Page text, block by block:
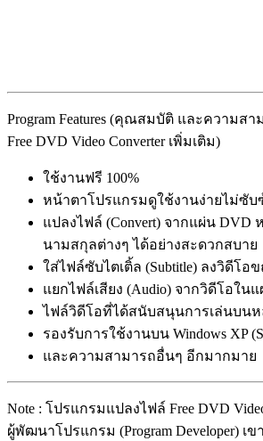
Program Features (คุณสมบัติ และความส
Free DVD Video Converter เพิ่มเติม)
ใช้งานฟรี 100%
หน้าตาโปรแกรมดูใช้งานง่ายไม่ซับ
แปลงไฟล์ (Convert) จากแผ่น DVD
นามสกุลต่างๆ ได้อย่างสะดวกสบาย
ใส่ไฟล์ซับไตเติ้ล (Subtitle) ลงวิดีโ
แยกไฟล์เสียง (Audio) จากวิดีโอใน
ไฟล์วิดีโอที่ได้สนับสนุนการเล่นบน
รองรับการใช้งานบน Windows XP
และความสามารถอื่นๆ อีกมากมาย
Note : โปรแกรมแปลงไฟล์ Free DVD
ผู้พัฒนาโปรแกรม (Program Developer) เ